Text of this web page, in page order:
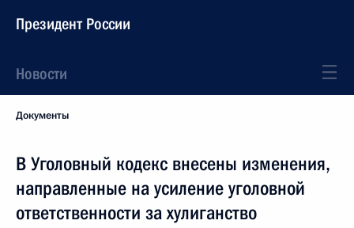
Президент России
Новости
Документы
В Уголовный кодекс внесены изменения,
направленные на усиление уголовной
ответственности за хулиганство